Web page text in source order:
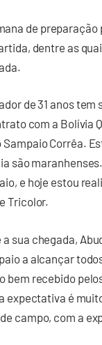
de
dentre as
de 31 anos
com a Bolívia
Corrêa.
são
e hoje estou
Tricolor.
sua chegada,
a alcançar
bem recebido
expectativa é
campo, com a